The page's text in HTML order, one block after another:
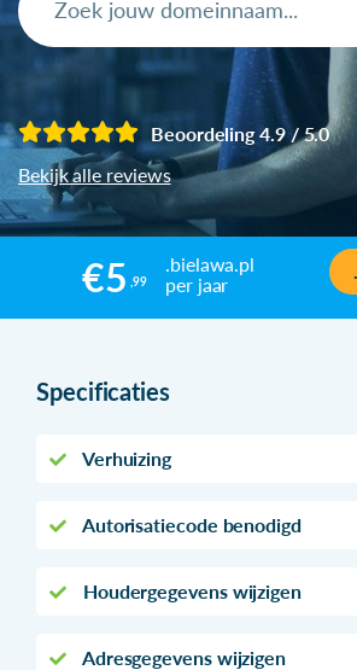
Beoordeling 4.9 / 5.0
Bekijk alle reviews
€5 ,99
.bielawa.pl
per jaar
Specificaties
Verhuizing
Autorisatiecode benodigd
Houdergegevens wijzigen
Adresgegevens wijzigen